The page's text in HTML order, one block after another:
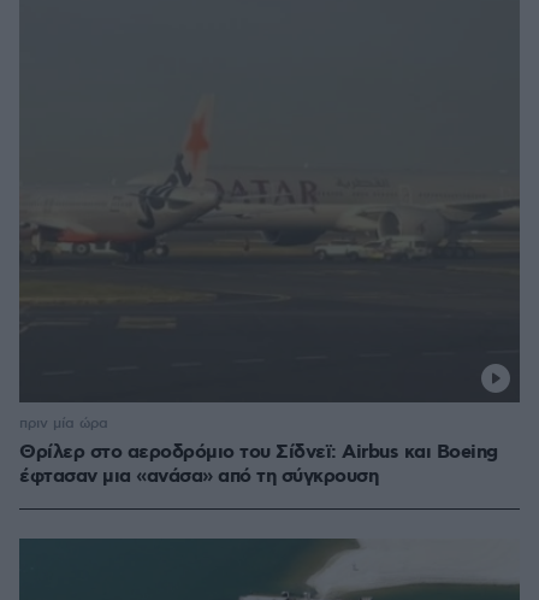
Θρίλερ στο αεροδρόμιο του Σίδνεϊ: Airbus και Boeing
έφτασαν μια «ανάσα» από τη σύγκρουση
πριν μία ώρα